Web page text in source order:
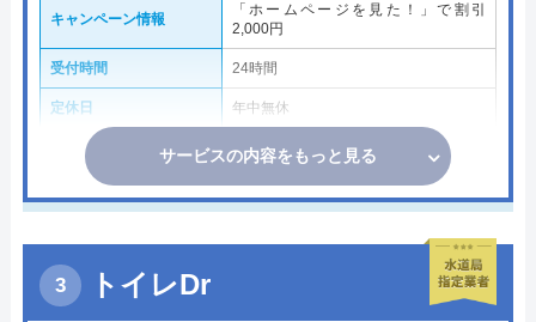
キャンペーン情報
「ホームページを見た！」で割引
2,000円
受付時間 24時間
定休日 年中無休
サービスの内容をもっと見る
トイレDr